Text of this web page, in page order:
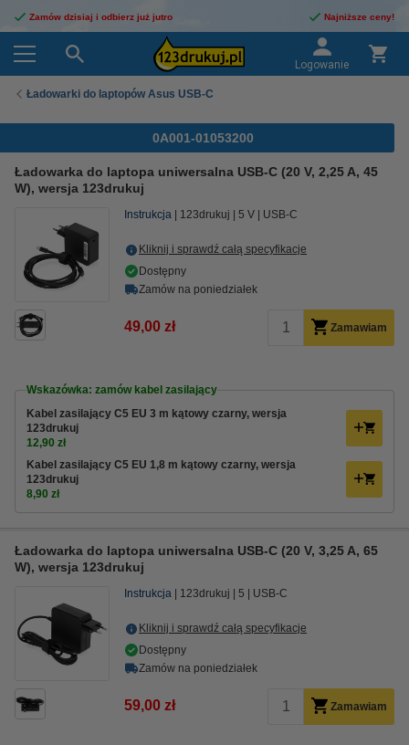
Zamów dzisiaj i odbierz już jutro Najniższe ceny!
Logowanie
Ładowarki do laptopów Asus USB-C
0A001-01053200
Ładowarka do laptopa uniwersalna USB-C (20 V, 2,25 A, 45
W), wersja 123drukuj
Instrukcja 123drukuj 5 V USB-C
Kliknij i sprawdź całą specyfikacje
Dostępny
Zamów na poniedziałek
49,00 zł Zamawiam
Wskazówka: zamów kabel zasilający
Kabel zasilający C5 EU 3 m kątowy czarny, wersja
123drukuj
12,90 zł
Kabel zasilający C5 EU 1,8 m kątowy czarny, wersja
123drukuj
8,90 zł
Ładowarka do laptopa uniwersalna USB-C (20 V, 3,25 A, 65
W), wersja 123drukuj
Instrukcja 123drukuj 5 USB-C
Kliknij i sprawdź całą specyfikacje
Dostępny
Zamów na poniedziałek
59,00 zł Zamawiam